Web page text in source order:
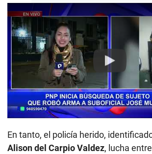
Play
En tanto, el policía herido,
Alison del Carpio Valdez, lucha